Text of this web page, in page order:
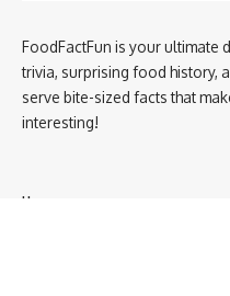
FoodFactFun is your ultimate
trivia, surprising food history,
serve bite-sized facts that
interesting!
Home